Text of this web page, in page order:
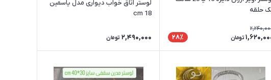
حلقه
تومان 28٪
لوستر اتاق خواب دیواری مدل یاسمین
cm 18
2,490,000 تومان